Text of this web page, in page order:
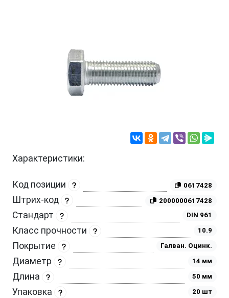
Характеристики:
Код позиции 0617428
Штрих-код 2000000617428
Стандарт DIN 961
Класс прочности 10.9
Покрытие Галван. Оцинк.
Диаметр 14 мм
Длина 50 мм
Упаковка 20 шт